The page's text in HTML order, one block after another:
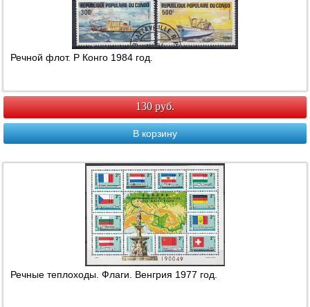
Речной флот. Р Конго 1984 год.
130 руб.
В корзину
Речные теплоходы. Флаги. Венгрия 1977 год.